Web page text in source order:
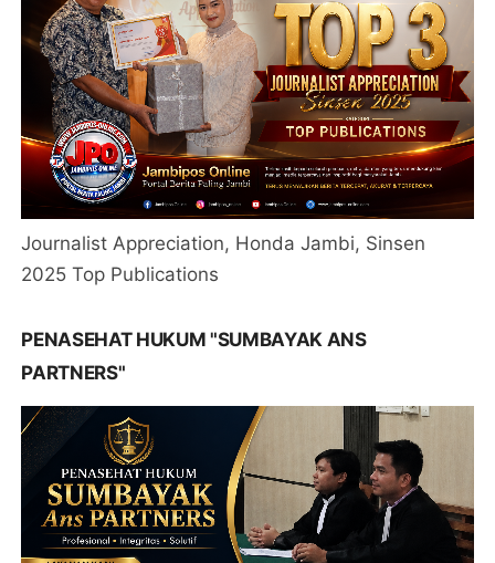
Journalist Appreciation, Honda Jambi, Sinsen
2025 Top Publications
PENASEHAT HUKUM "SUMBAYAK ANS
PARTNERS"